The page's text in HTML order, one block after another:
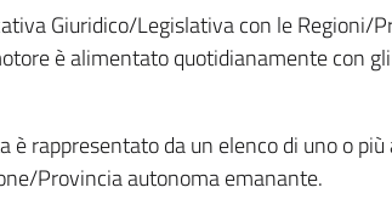
Giuridico/Legislativa con le
è alimentato quotidianamente con
rappresentato da un elenco di uno o
Provincia autonoma emanante.